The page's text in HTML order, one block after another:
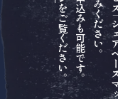
をご覧ください。